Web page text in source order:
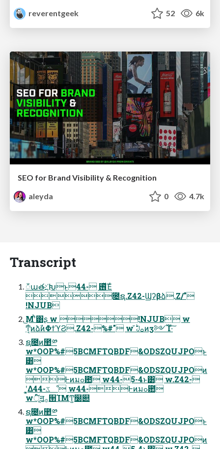
reverentgeek
52 6k
SEO for Brand Visibility & Recognition
aleyda
0 4.7k
Transcript
ಁաత҉߸Խͱ44- ࢖ͬͯΈͨ
೔ຊ.Z42-Ϣʔβձ.Z/"
!NJUB
͜Μʹͪ͸ʂ w !NJUB w
Ͳ͔ͬͷձࣾͷΦϯϓϨ.Z42-%#" w ̌ࡀࣇͷӡ༻࢝Ί·ͨ͠
ຊ೔ͷ಺༰
w*OOP%#5BCMFTQBDF&ODSZQUJPOͱ
͸
w*OOP%#5BCMFTQBDF&ODSZQUJPOͷ
Ͱͷมߋ఺ w44-5-4ͱ͸ w.Z42-
ʹ͓͚Δ44-ػೳ w44-Ͱͷมߋ఺
wূ໌ॻ࡞੒ΊΜͲ͍໰୊
ຊ೔ͷ಺༰
w*OOP%#5BCMFTQBDF&ODSZQUJPOͱ
͸
w*OOP%#5BCMFTQBDF&ODSZQUJPOͷ